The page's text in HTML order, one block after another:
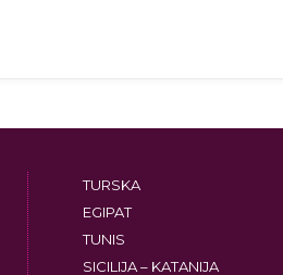
TURSKA
EGIPAT
TUNIS
SICILIJA – KATANIJA